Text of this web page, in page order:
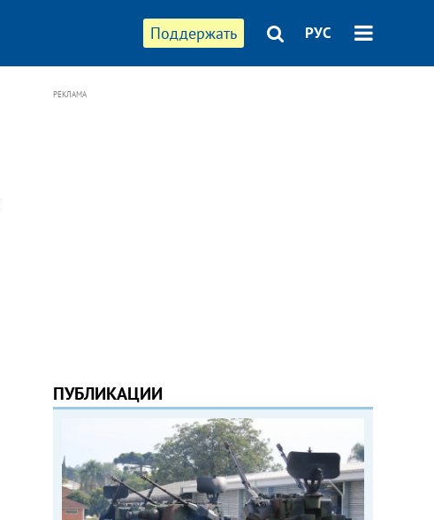
Поддержать РУС
РЕКЛАМА
ПУБЛИКАЦИИ